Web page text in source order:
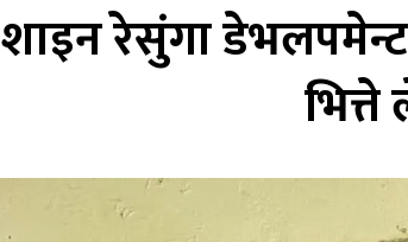
शाइन रेसुंगा डेभलपमेन्ट